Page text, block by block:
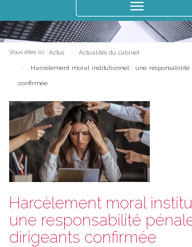
le
menu
Vous êtes ici : Actus Actualités du cabinet
Harcèlement moral institutionnel : une responsabilité
confirmée
Harcèlement moral
une responsabilité
dirigeants confirmée